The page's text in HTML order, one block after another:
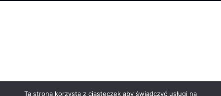
Ta strona korzysta z ciasteczek aby świadczyć usługi na